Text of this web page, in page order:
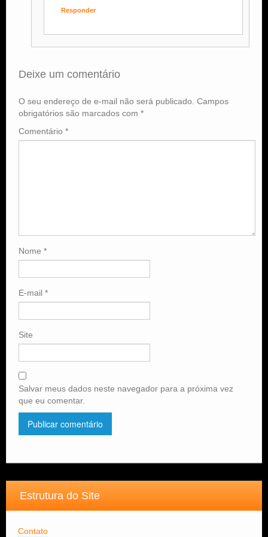
Responder
Deixe um comentário
O seu endereço de e-mail não será publicado. Campos
obrigatórios são marcados com *
Comentário *
Nome *
E-mail *
Site
Salvar meus dados neste navegador para a próxima vez
que eu comentar.
Estrutura do Site
Contato